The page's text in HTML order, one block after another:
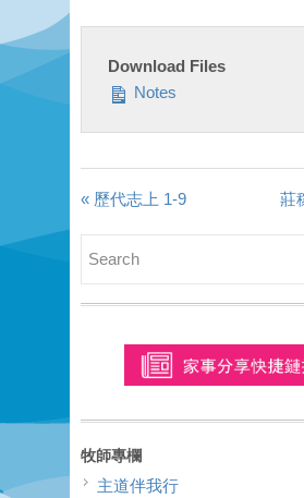
Download Files
Notes
« 歷代志上 1-9 莊
牧師專欄
主道伴我行